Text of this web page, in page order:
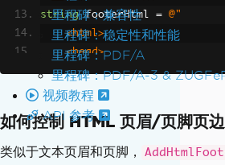
里程碑：兼容性
里程碑：稳定性和性能
里程碑：PDF/A
里程碑：PDF/A-3 &
视频教程
API 参考
string footerHtml =
@"
    <html>
    <head>
        <link rel='stylesheet' href='s
tyle.css'>
    </head>
    <body>
<h1>This is a
如何控制 HTML 页眉/页脚页边
类似于文本页眉和页脚，